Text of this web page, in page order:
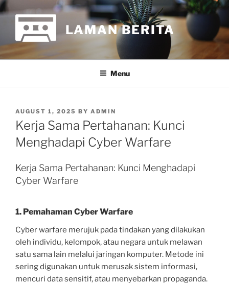
Skip
to
content
LAMAN BERITA
Menu
POSTED
ON
AUGUST 1, 2025 BY ADMIN
Kerja Sama Pertahanan: Kunci
Menghadapi Cyber Warfare
Kerja Sama Pertahanan: Kunci Menghadapi
Cyber Warfare
1. Pemahaman Cyber Warfare
Cyber warfare merujuk pada tindakan yang dilakukan
oleh individu, kelompok, atau negara untuk melawan
satu sama lain melalui jaringan komputer. Metode ini
sering digunakan untuk merusak sistem informasi,
mencuri data sensitif, atau menyebarkan propaganda.